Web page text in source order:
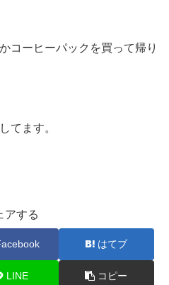
コーヒーパックを買って帰り
てます。
アする
はてブ
LINE コピー